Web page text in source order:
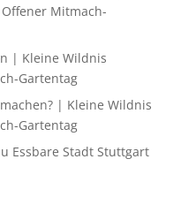
Offener Mitmach-
| Kleine Wildnis
Gartentag
| Kleine Wildnis
Gartentag
Essbare Stadt Stuttgart